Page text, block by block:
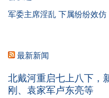
军委主席淫乱 下属纷纷效
最新新闻
北戴河重启七上八下，
刚、袁家军卢东亮等